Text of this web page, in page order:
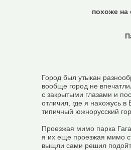
похоже
Город был утыкан
вообще город не
с закрытыми глазами и
отличил, где я нахожусь
типичный южнорусский
Проезжая мимо парка
я их еще проезжая мимо
выщли сами решил